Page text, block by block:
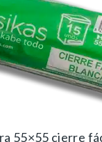
55×55 cierre